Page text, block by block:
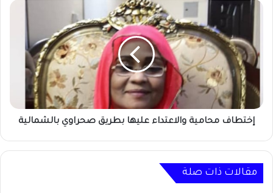
إختطاف
عليها
بطريق
صحراوي
بالشمالية
إختطاف محامية والاعتداء عليها بطريق صحراوي بالشمالية
مقالات ذات صلة